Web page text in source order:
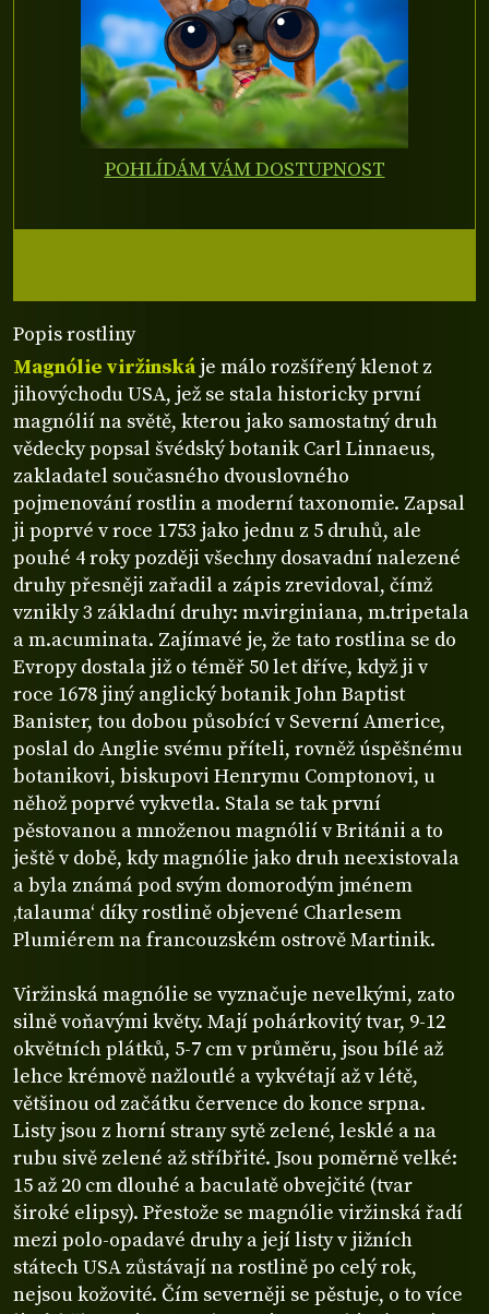
Popis rostliny
Magnólie viržinská je málo rozšířený klenot z
jihovýchodu USA, jež se stala historicky první
magnólií na světě, kterou jako samostatný druh
vědecky popsal švédský botanik Carl Linnaeus,
zakladatel současného dvouslovného
pojmenování rostlin a moderní taxonomie. Zapsal
ji poprvé v roce 1753 jako jednu z 5 druhů, ale
pouhé 4 roky později všechny dosavadní nalezené
druhy přesněji zařadil a zápis zrevidoval, čímž
vznikly 3 základní druhy: m.virginiana, m.tripetala
a m.acuminata. Zajímavé je, že tato rostlina se do
Evropy dostala již o téměř 50 let dříve, když ji v
roce 1678 jiný anglický botanik John Baptist
Banister, tou dobou působící v Severní Americe,
poslal do Anglie svému příteli, rovněž úspěšnému
botanikovi, biskupovi Henrymu Comptonovi, u
něhož poprvé vykvetla. Stala se tak první
pěstovanou a množenou magnólií v Británii a to
ještě v době, kdy magnólie jako druh neexistovala
a byla známá pod svým domorodým jménem
‚talauma‘ díky rostlině objevené Charlesem
Plumiérem na francouzském ostrově Martinik.
Viržinská magnólie se vyznačuje nevelkými, zato
silně voňavými květy. Mají pohárkovitý tvar, 9-12
okvětních plátků, 5-7 cm v průměru, jsou bílé až
lehce krémově nažloutlé a vykvétají až v létě,
většinou od začátku července do konce srpna.
Listy jsou z horní strany sytě zelené, lesklé a na
rubu sivě zelené až stříbřité. Jsou poměrně velké:
15 až 20 cm dlouhé a baculatě obvejčité (tvar
široké elipsy). Přestože se magnólie viržinská řadí
mezi polo-opadavé druhy a její listy v jižních
státech USA zůstávají na rostlině po celý rok,
nejsou kožovité. Čím severněji se pěstuje, o to více
POHLÍDÁM VÁM DOSTUPNOST